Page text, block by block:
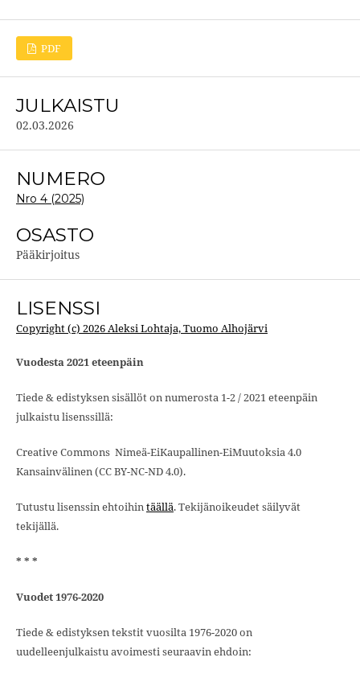
PDF
JULKAISTU
02.03.2026
NUMERO
Nro 4 (2025)
OSASTO
Pääkirjoitus
LISENSSI
Copyright (c) 2026 Aleksi Lohtaja, Tuomo Alhojärvi
Vuodesta 2021 eteenpäin
Tiede & edistyksen sisällöt on numerosta 1-2 / 2021 eteenpäin
julkaistu lisenssillä:
Creative Commons Nimeä-EiKaupallinen-EiMuutoksia 4.0
Kansainvälinen (CC BY-NC-ND 4.0).
Tutustu lisenssin ehtoihintäällä. Tekijänoikeudet säilyvät
tekijällä.
* * *
Vuodet 1976-2020
Tiede & edistyksen tekstit vuosilta 1976-2020 on
uudelleenjulkaistu avoimesti seuraavin ehdoin: